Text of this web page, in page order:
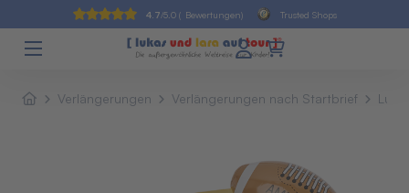
4.7/5.0 ( Bewertungen) Trusted Shops
Verlängerungen Verlängerungen nach Startbrief